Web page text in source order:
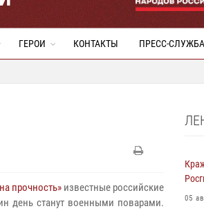
ГЕРОИ КОНТАКТЫ ПРЕСС-СЛУЖБА
прочность» известные российские
день станут военными поварами.
05